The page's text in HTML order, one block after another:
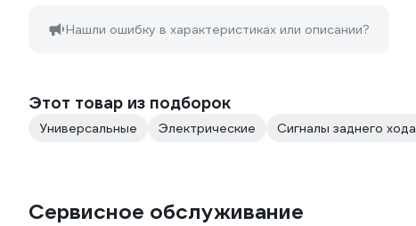
Нашли ошибку в характеристиках или описании?
Этот товар из подборок
Универсальные Электрические Сигналы заднего хода
Сервисное обслуживание